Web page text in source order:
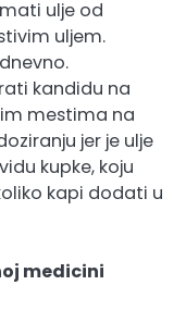
ulje od
uljem.
kandidu na
mestima na
jer je ulje
kupke, koju
kapi dodati u
medicini